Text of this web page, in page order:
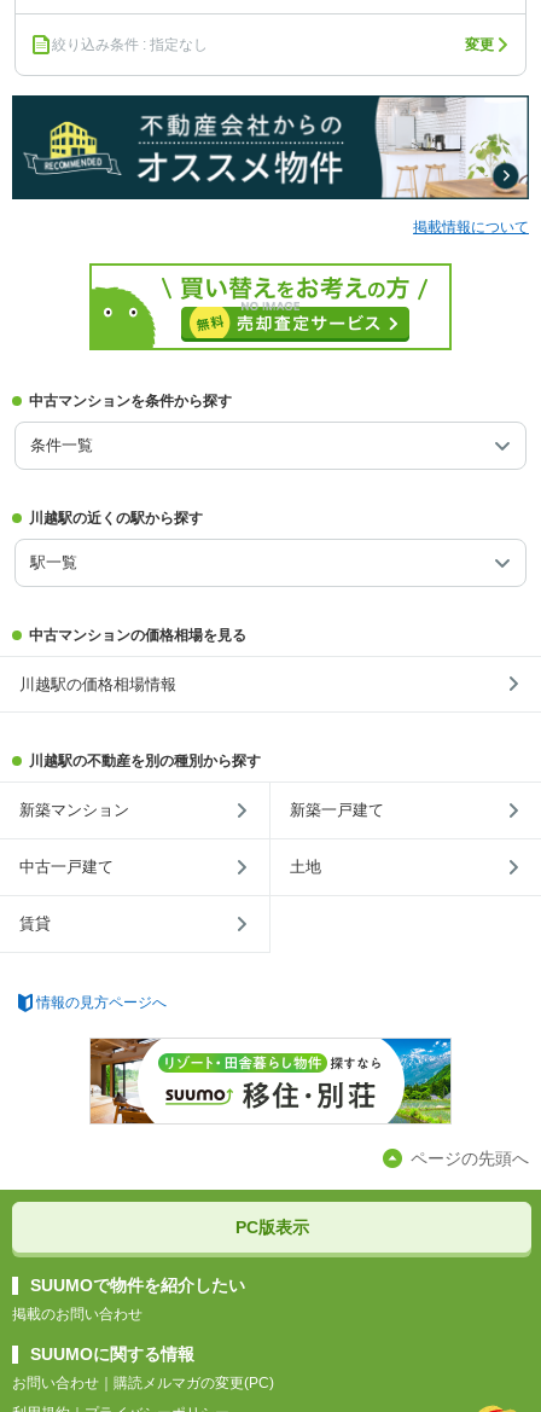
絞り込み条件 : 指定なし 変更
掲載情報について
中古マンションを条件から探す
条件一覧
川越駅の近くの駅から探す
駅一覧
中古マンションの価格相場を見る
川越駅の価格相場情報
川越駅の不動産を別の種別から探す
新築マンション 新築一戸建て
中古一戸建て 土地
賃貸
情報の見方ページへ
ページの先頭へ
PC版表示
SUUMOで物件を紹介したい
掲載のお問い合わせ
SUUMOに関する情報
お問い合わせ ｜ 購読メルマガの変更(PC)